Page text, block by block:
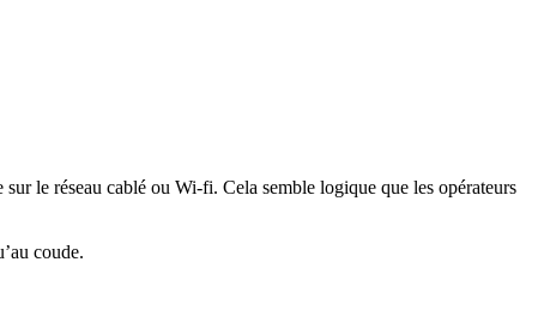
le réseau cablé ou Wi-fi. Cela semble logique que les opérateurs
coude.